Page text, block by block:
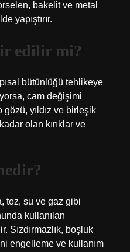
bakelit ve metal
yapıştırır.
edilir mi?
bütünlüğü tehlikeye
cam değişimi
yıldız ve birleşik
olan kırıklar ve
toz, su ve gaz gibi
kullanılan
Sızdırmazlık, boşluk
engelleme ve kullanım